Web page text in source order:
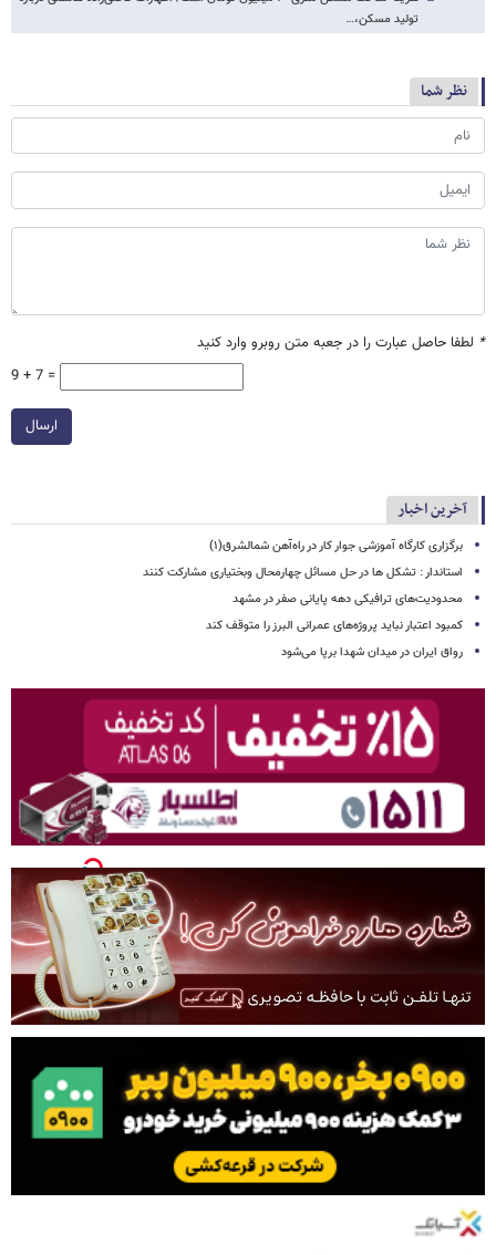
تولید مسکن،…
نظر شما
* لطفا حاصل عبارت را در جعبه متن روبرو وارد کنید
9 + 7 =
ارسال
آخرین اخبار
برگزاری کارگاه آموزشی جوار کار در راه‌آهن شمالشرق(۱)
استاندار : تشکل ها در حل مسائل چهارمحال وبختیاری مشارکت کنند
محدودیت‌های ترافیکی دهه پایانی صفر در مشهد
کمبود اعتبار نباید پروژه‌های عمرانی البرز را متوقف کند
رواق ایران در میدان شهدا برپا می‌شود